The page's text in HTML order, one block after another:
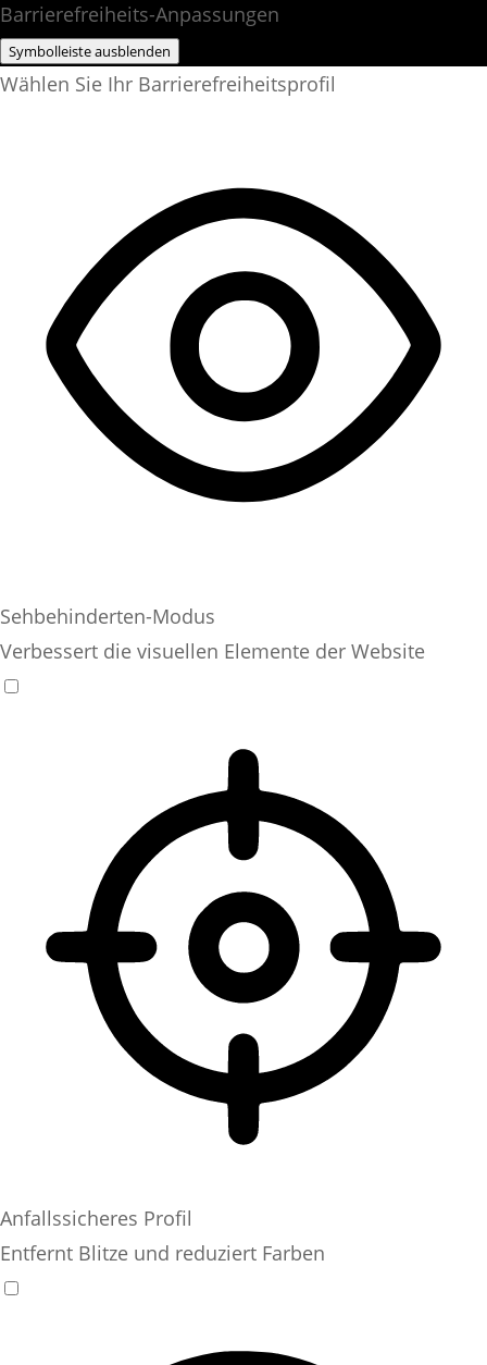
Barrierefreiheits-Anpassungen
Symbolleiste ausblenden
Wählen Sie Ihr Barrierefreiheitsprofil
Sehbehinderten-Modus
Verbessert die visuellen Elemente der Website
Anfallssicheres Profil
Entfernt Blitze und reduziert Farben